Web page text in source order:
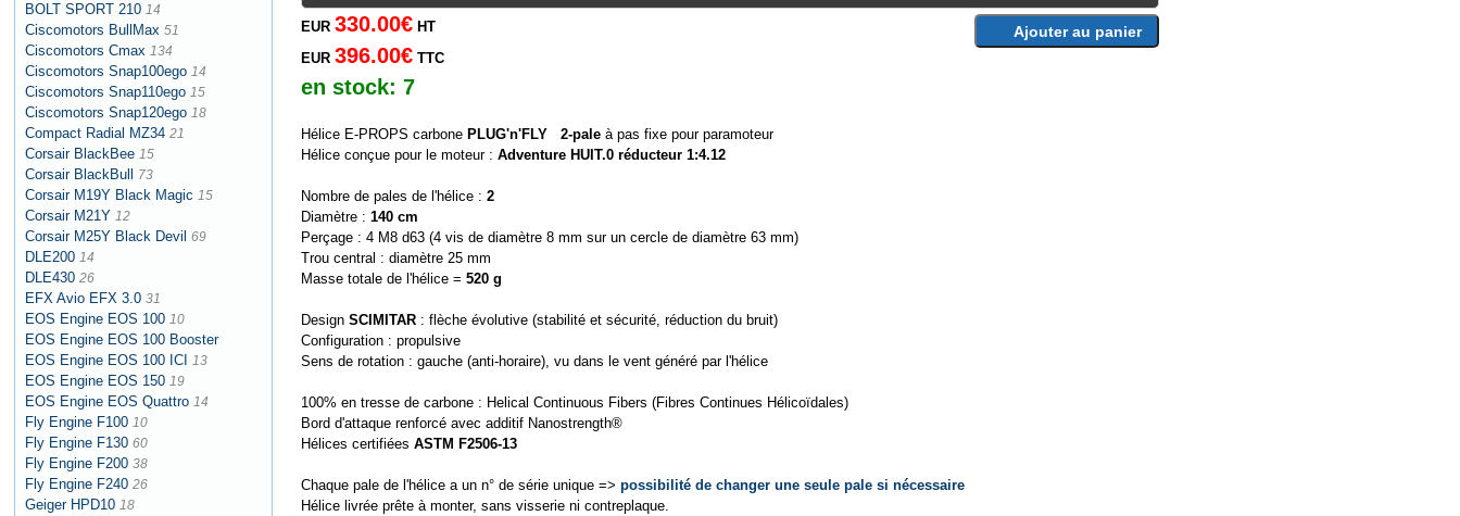
BOLT SPORT 210 14
Ciscomotors BullMax 51
Ciscomotors Cmax 134
Ciscomotors Snap100ego 14
Ciscomotors Snap110ego 15
Ciscomotors Snap120ego 18
Compact Radial MZ34 21
Corsair BlackBee 15
Corsair BlackBull 73
Corsair M19Y Black Magic 15
Corsair M21Y 12
Corsair M25Y Black Devil 69
DLE200 14
DLE430 26
EFX Avio EFX 3.0 31
EOS Engine EOS 100 10
EOS Engine EOS 100 Booster
EOS Engine EOS 100 ICI
13
EOS Engine EOS 150 19
EOS Engine EOS Quattro 14
Fly Engine F100 10
Fly Engine F130 60
Fly Engine F200 38
Fly Engine F240 26
Geiger HPD10 18
EUR 330.00€HT
EUR 396.00€TTC
en stock: 7
Ajouter au panier
Hélice E-PROPS carbone PLUG'n'FLY 2-paleà pas fixe pour paramoteur
Hélice conçue pour le moteur : Adventure HUIT.0 réducteur 1:4.12
Nombre de pales de l'hélice : 2
Diamètre : 140 cm
Perçage : 4 M8 d63 (4 vis de diamètre 8 mm sur un cercle de diamètre 63 mm)
Trou central : diamètre 25 mm
Masse totale de l'hélice = 520 g
Design SCIMITAR: flèche évolutive (stabilité et sécurité, réduction du bruit)
Configuration : propulsive
Sens de rotation : gauche (anti-horaire), vu dans le vent généré par l'hélice
100% en tresse de carbone : Helical Continuous Fibers (Fibres Continues Hélicoïdales)
Bord d'attaque renforcé avec additif Nanostrength®
Hélices certifiées ASTM F2506-13
Chaque pale de l'hélice a un n° de série unique => possibilité de changer une seule pale si nécessaire
Hélice livrée prête à monter, sans visserie ni contreplaque.